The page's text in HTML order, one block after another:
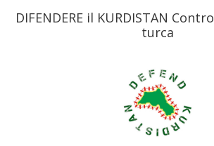
DIFENDERE il KURDISTAN
turca